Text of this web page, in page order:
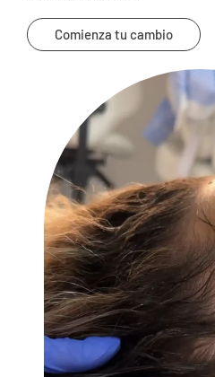
Comienza tu cambio